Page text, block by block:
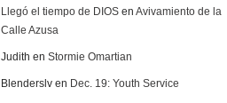
Llegó el tiempo de DIOS en Avivamiento de la
Calle Azusa
Judith en Stormie Omartian
Blenderslv en Dec. 19: Youth Service